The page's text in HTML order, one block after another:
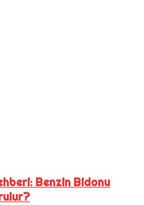
Benzin Bidonu